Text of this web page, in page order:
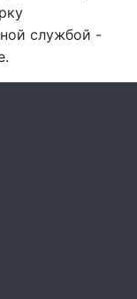
службой -